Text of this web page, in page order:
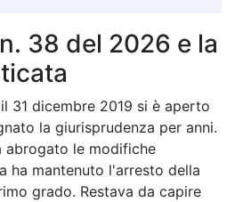
38 del 2026 e la
31 dicembre 2019 si è aperto
la giurisprudenza per anni.
abrogato le modifiche
ha mantenuto l'arresto della
grado. Restava da capire